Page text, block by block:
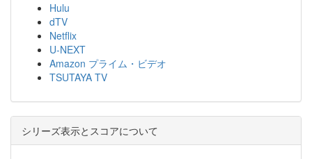
Hulu
dTV
Netflix
U-NEXT
Amazon プライム・ビデオ
TSUTAYA TV
シリーズ表示とスコアについて